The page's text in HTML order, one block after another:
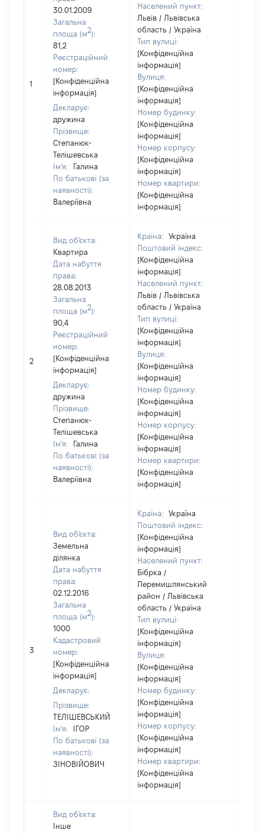
1
30.01.2009
Загальна
площа (м2):
81,2
Реєстраційний
номер:
[Конфіденційна
інформація]
Декларує:
дружина
Прізвище:
Степанюк-
Телішевська
Ім'я:
Галина
По батькові (за
наявності):
Валеріївна
Населений пункт:
Львів / Львівська
область / Україна
Тип вулиці:
[Конфіденційна
інформація]
Вулиця:
[Конфіденційна
інформація]
Номер будинку:
[Конфіденційна
інформація]
Номер корпусу:
[Конфіденційна
інформація]
Номер квартири:
[Конфіденційна
інформація]
2
Вид об'єкта:
Квартира
Дата набуття
права:
28.08.2013
Загальна
площа (м2):
90,4
Реєстраційний
номер:
[Конфіденційна
інформація]
Декларує:
дружина
Прізвище:
Степанюк-
Телішевська
Ім'я:
Галина
По батькові (за
наявності):
Валеріївна
Країна:
Україна
Поштовий індекс:
[Конфіденційна
інформація]
Населений пункт:
Львів / Львівська
область / Україна
Тип вулиці:
[Конфіденційна
інформація]
Вулиця:
[Конфіденційна
інформація]
Номер будинку:
[Конфіденційна
інформація]
Номер корпусу:
[Конфіденційна
інформація]
Номер квартири:
[Конфіденційна
інформація]
3
Вид об'єкта:
Земельна
ділянка
Дата набуття
права:
02.12.2016
Загальна
площа (м2):
1000
Кадастровий
номер:
[Конфіденційна
інформація]
Декларує:
Прізвище:
ТЕЛІШЕВСЬКИЙ
Ім'я:
ІГОР
По батькові (за
наявності):
ЗІНОВІЙОВИЧ
Країна:
Україна
Поштовий індекс:
[Конфіденційна
інформація]
Населений пункт:
Бібрка /
Перемишлянський
район / Львівська
область / Україна
Тип вулиці:
[Конфіденційна
інформація]
Вулиця:
[Конфіденційна
інформація]
Номер будинку:
[Конфіденційна
інформація]
Номер корпусу:
[Конфіденційна
інформація]
Номер квартири:
[Конфіденційна
інформація]
Вид об'єкта:
Інше